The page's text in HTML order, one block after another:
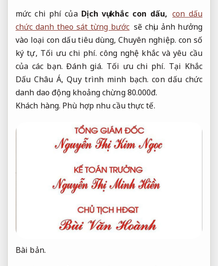
mức chi phí của Dịch vụ khắc con dấu, con dấu
chức danh theo sát từng bước sẽ chịu ảnh hưởng
vào loại con dấu tiêu dùng, Chuyên nghiệp. con số
ký tự, Tối ưu chi phí. công nghệ khắc và yêu cầu
của các bạn.Đánh giá. Tối ưu chi phí. Tại Khắc
Dấu Châu Á,Quy trình minh bạch. con dấu chức
danh dao động khoảng chừng 80.000đ.
Khách hàng. Phù hợp nhu cầu thực tế.
Bài bản.